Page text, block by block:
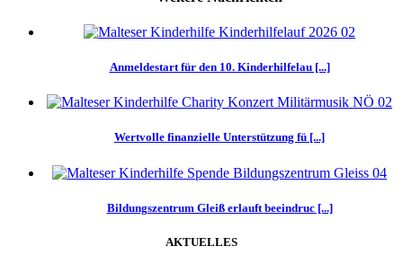
Anmeldestart für den 10. Kinderhilfelau [...]
Wertvolle finanzielle Unterstützung fü [...]
Bildungszentrum Gleiß erlauft beeindruc [...]
AKTUELLES